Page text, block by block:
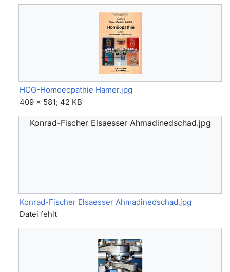
HCG-Homoeopathie Hamer.jpg
409 × 581; 42 KB
Konrad-Fischer Elsaesser Ahmadinedschad.jpg
Konrad-Fischer Elsaesser Ahmadinedschad.jpg
Datei fehlt